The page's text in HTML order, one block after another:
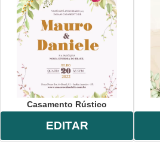
Casamento Rústico
EDITAR